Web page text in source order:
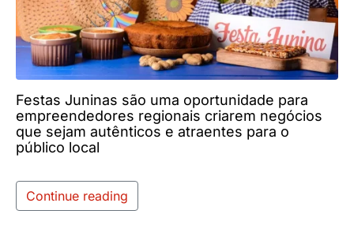
Festas Juninas são uma oportunidade para
empreendedores regionais criarem negócios
que sejam autênticos e atraentes para o
público local
Continue reading